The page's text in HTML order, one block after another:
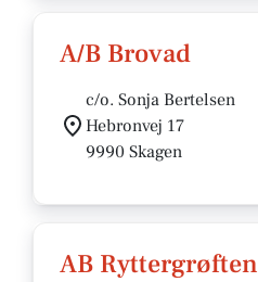
A/B Brovad
c/o. Sonja Bertelsen
Hebronvej 17
9990 Skagen
AB Ryttergrøften